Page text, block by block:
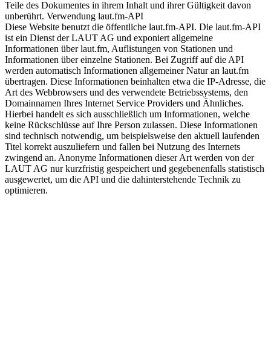
Teile des Dokumentes in ihrem Inhalt und ihrer Gültigkeit davon
unberührt. Verwendung laut.fm-API
Diese Website benutzt die öffentliche laut.fm-API. Die laut.fm-API
ist ein Dienst der LAUT AG und exponiert allgemeine
Informationen über laut.fm, Auflistungen von Stationen und
Informationen über einzelne Stationen. Bei Zugriff auf die API
werden automatisch Informationen allgemeiner Natur an laut.fm
übertragen. Diese Informationen beinhalten etwa die IP-Adresse, die
Art des Webbrowsers und des verwendete Betriebssystems, den
Domainnamen Ihres Internet Service Providers und Ähnliches.
Hierbei handelt es sich ausschließlich um Informationen, welche
keine Rückschlüsse auf Ihre Person zulassen. Diese Informationen
sind technisch notwendig, um beispielsweise den aktuell laufenden
Titel korrekt auszuliefern und fallen bei Nutzung des Internets
zwingend an. Anonyme Informationen dieser Art werden von der
LAUT AG nur kurzfristig gespeichert und gegebenenfalls statistisch
ausgewertet, um die API und die dahinterstehende Technik zu
optimieren.